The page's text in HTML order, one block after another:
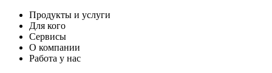
Продукты и услуги
Для кого
Сервисы
О компании
Работа у нас